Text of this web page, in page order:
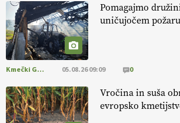
[EKOloško = LOGIČNO
so ključni
kmetijstva in uspešno prenovo kmetij
https://t.co/RRn8unbwXp @EUAgri #IMCAP #CAP
https://t.co/mnLHFv2VuP
[EKOloško = LOGIČNO
Pomagajmo
uničujočem požaru
Kmečki Glas 05.08.26 09:09 0
Vročina in suša
evropsko